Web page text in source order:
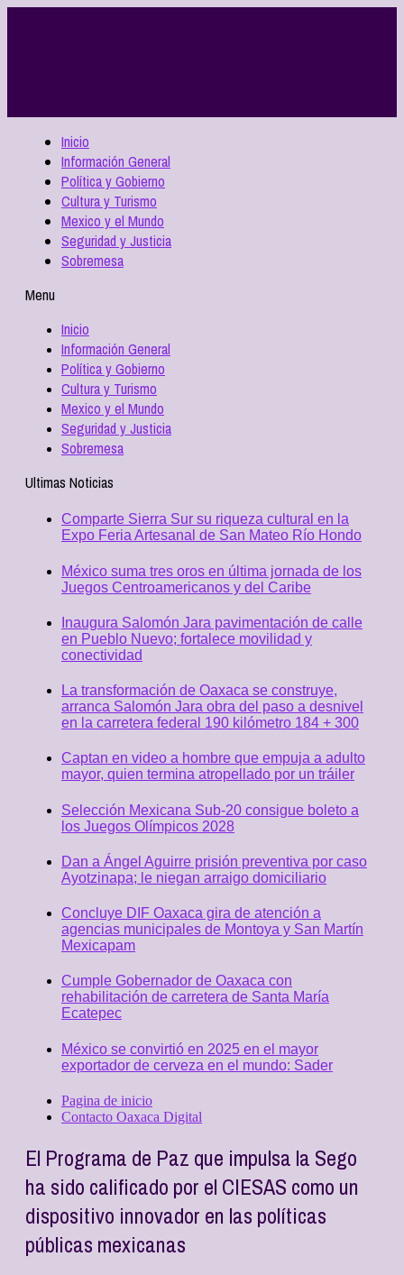
Inicio
Información General
Política y Gobierno
Cultura y Turismo
Mexico y el Mundo
Seguridad y Justicia
Sobremesa
Menu
Inicio
Información General
Política y Gobierno
Cultura y Turismo
Mexico y el Mundo
Seguridad y Justicia
Sobremesa
Ultimas Noticias
Comparte Sierra Sur su riqueza cultural en la
Expo Feria Artesanal de San Mateo Río Hondo
México suma tres oros en última jornada de los
Juegos Centroamericanos y del Caribe
Inaugura Salomón Jara pavimentación de calle
en Pueblo Nuevo; fortalece movilidad y
conectividad
La transformación de Oaxaca se construye,
arranca Salomón Jara obra del paso a desnivel
en la carretera federal 190 kilómetro 184 + 300
Captan en video a hombre que empuja a adulto
mayor, quien termina atropellado por un tráiler
Selección Mexicana Sub-20 consigue boleto a
los Juegos Olímpicos 2028
Dan a Ángel Aguirre prisión preventiva por caso
Ayotzinapa; le niegan arraigo domiciliario
Concluye DIF Oaxaca gira de atención a
agencias municipales de Montoya y San Martín
Mexicapam
Cumple Gobernador de Oaxaca con
rehabilitación de carretera de Santa María
Ecatepec
México se convirtió en 2025 en el mayor
exportador de cerveza en el mundo: Sader
Pagina de inicio
Contacto Oaxaca Digital
El Programa de Paz que impulsa la Sego
ha sido calificado por el CIESAS como un
dispositivo innovador en las políticas
públicas mexicanas